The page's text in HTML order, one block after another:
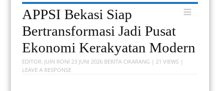
Menu
Skip
to
content
APPSI Bekasi Siap
Bertransformasi Jadi Pusat
Ekonomi Kerakyatan Modern
EDITOR: JUIN RONI 23 JUNI 2026 BERITA CIKARANG | 21 VIEWS |
LEAVE A RESPONSE